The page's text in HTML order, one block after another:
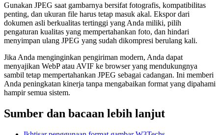
Gunakan JPEG saat gambarnya bersifat fotografis, kompatibilitas
penting, dan ukuran file harus tetap masuk akal. Ekspor dari
dokumen asli berkualitas tertinggi yang Anda miliki, pilih
pengaturan kualitas yang mempertahankan foto, dan hindari
menyimpan ulang JPEG yang sudah dikompresi berulang kali.
Jika Anda menginginkan pengiriman modern, Anda dapat
menyajikan WebP atau AVIF ke browser yang mendukungnya
sambil tetap mempertahankan JPEG sebagai cadangan. Ini memberi
Anda peningkatan kinerja tanpa mengabaikan format yang dipahami
hampir semua sistem.
Sumber dan bacaan lebih lanjut